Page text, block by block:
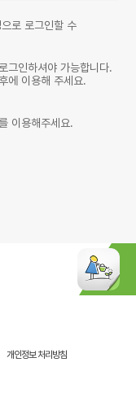
로 로그인할 수
그인하셔야 가능합니다.
에 이용해 주세요.
이용해주세요.
개인정보 처리방침